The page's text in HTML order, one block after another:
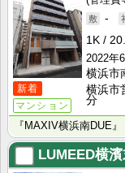
新着
マンション
-
1K
2022年
横浜市
横浜市
分
LUMEED横